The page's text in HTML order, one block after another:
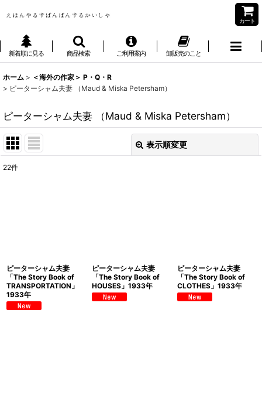
カート
新着順に見る 商品検索 ご利用案内 卸販売のこと
ホーム > ＜海外の作家＞ P・Q・R
> ピーターシャム夫妻 （Maud & Miska Petersham）
ピーターシャム夫妻 （Maud & Miska Petersham）
表示順変更
22件
ピーターシャム夫妻
「The Story Book of
TRANSPORTATION」
1933年
ピーターシャム夫妻
「The Story Book of
HOUSES」1933年
ピーターシャム夫妻
「The Story Book of
CLOTHES」1933年